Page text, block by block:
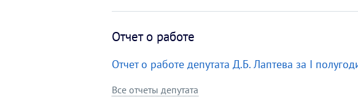
Отчет о работе
Отчет о работе депутата Д.Б. Лаптева за I
Все отчеты депутата